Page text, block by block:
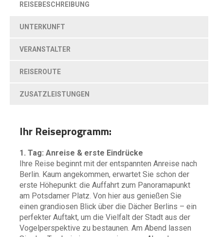
REISEBESCHREIBUNG
UNTERKUNFT
VERANSTALTER
REISEROUTE
ZUSATZLEISTUNGEN
Ihr Reiseprogramm:
1. Tag: Anreise & erste Eindrücke
Ihre Reise beginnt mit der entspannten Anreise nach
Berlin. Kaum angekommen, erwartet Sie schon der
erste Höhepunkt: die Auffahrt zum Panoramapunkt
am Potsdamer Platz. Von hier aus genießen Sie
einen grandiosen Blick über die Dächer Berlins – ein
perfekter Auftakt, um die Vielfalt der Stadt aus der
Vogelperspektive zu bestaunen. Am Abend lassen